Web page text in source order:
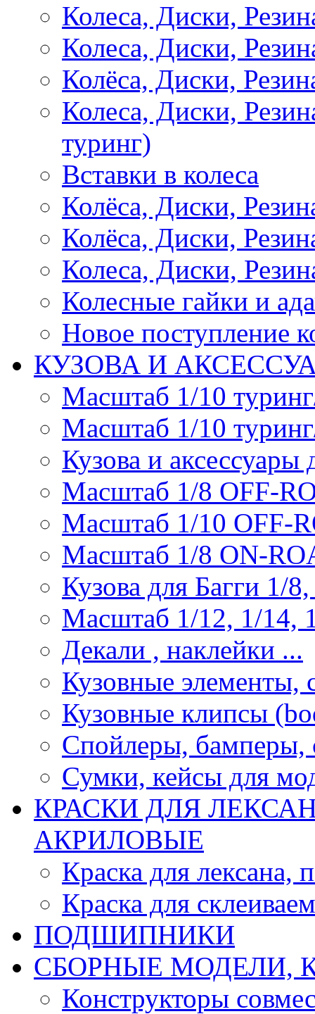
Колеса, Диски,
Колеса, Диски,
Колёса, Диски,
Колеса, Диски,
туринг)
Вставки в колеса
Колёса, Диски,
Колёса, Диски,
Колеса, Диски,
Колесные гайки и
Новое поступление
КУЗОВА И
Масштаб 1/10
Масштаб 1/10
Кузова и
Масштаб 1/8 OFF-
Масштаб 1/10 OFF-
Масштаб 1/8 ON-
Кузова для Багги 1/
Масштаб 1/12, 1/14,
Декали , наклейки ...
Кузовные элементы,
Кузовные клипсы
Спойлеры, бамперы,
Сумки, кейсы для
КРАСКИ ДЛЯ
АКРИЛОВЫЕ
Краска для лексана,
Краска для
ПОДШИПНИКИ
CБОРНЫЕ МОДЕЛИ,
Конструкторы